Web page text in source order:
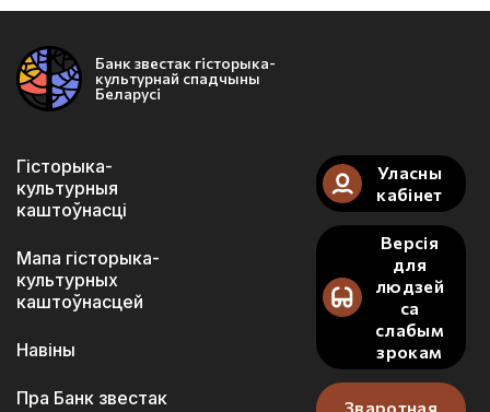
Банк звестак гісторыка-
культурнай спадчыны
Беларусі
Гісторыка-
культурныя
каштоўнасці
Мапа гісторыка-
культурных
каштоўнасцей
Навіны
Пра Банк звестак
Уласны
кабінет
Версія
для
людзей
са
слабым
зрокам
Зваротная